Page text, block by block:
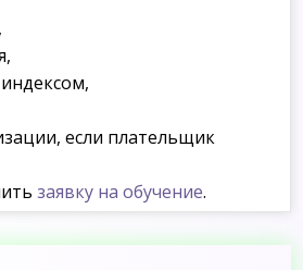
если плательщик
заявку на обучение.